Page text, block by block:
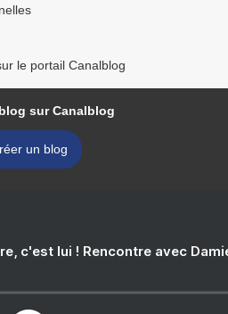
le portail Canalblog
sur Canalblog
un blog
c'est lui ! Rencontre avec